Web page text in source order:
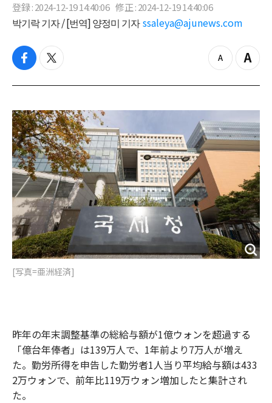
登録 : 2024-12-19 14:40:06 修正 : 2024-12-19 14:40:06
박기락 기자 / [번역] 양정미 기자 ssaleya@ajunews.com
f
c
b
o
o
k
t
i
t
e
r
z
o
o
u
t
Z
o
i
n
[写真=亜洲経済]
昨年の年末調整基準の総給与額が1億ウォンを超過する
「億台年俸者」は139万人で、1年前より7万人が増え
た。勤労所得を申告した勤労者1人当り平均給与額は433
2万ウォンで、前年比119万ウォン増加したと集計され
た。